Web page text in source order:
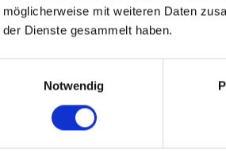
möglicherweise mit weiteren Daten
der Dienste gesammelt haben.
Notwendig
IN DEN
WARENKORB